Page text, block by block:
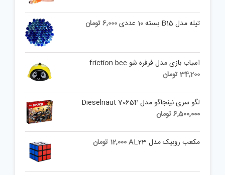
تیله مدل B15 بسته 10 عددی 6,000تومان
اسباب بازی مدل فرفره شو friction bee
34,200تومان
لگو سری نینجاگو مدل Dieselnaut 70654
6,500,000تومان
مکعب روبیک مدل AL23 12,000 تومان